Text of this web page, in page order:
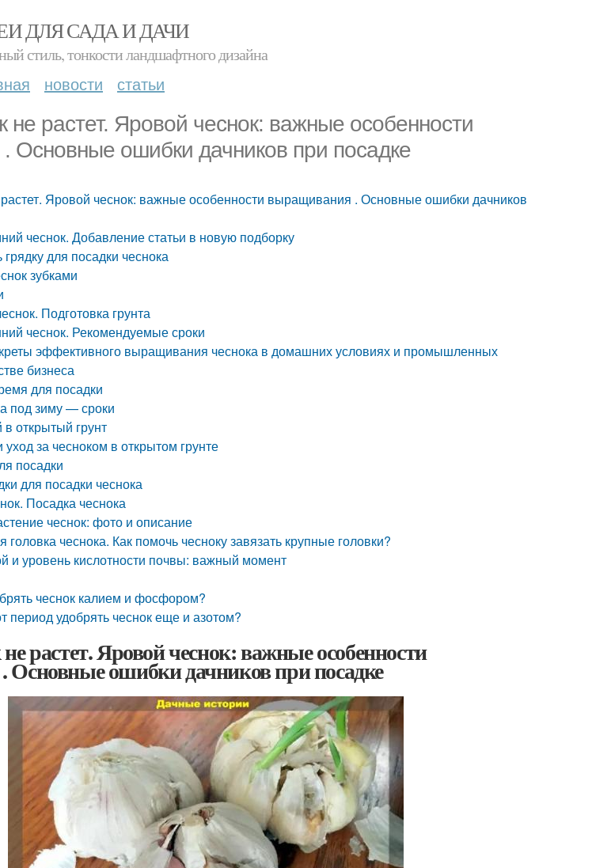
ДЛЯ САДА И ДАЧИ
стиль, тонкости ландшафтного дизайна
новости статьи
не растет. Яровой чеснок: важные особенности
Основные ошибки дачников при посадке
Яровой чеснок: важные особенности выращивания . Основные ошибки дачников
чеснок. Добавление статьи в новую подборку
грядку для посадки чеснока
зубками
Подготовка грунта
чеснок. Рекомендуемые сроки
эффективного выращивания чеснока в домашних условиях и промышленных
бизнеса
для посадки
под зиму — сроки
открытый грунт
за чесноком в открытом грунте
посадки
для посадки чеснока
Посадка чеснока
чеснок: фото и описание
головка чеснока. Как помочь чесноку завязать крупные головки?
и уровень кислотности почвы: важный момент
чеснок калием и фосфором?
период удобрять чеснок еще и азотом?
растет. Яровой чеснок: важные особенности
ошибки дачников при посадке